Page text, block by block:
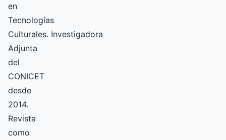
en
Tecnologías
Culturales. Investigadora
Adjunta
del
CONICET
desde
2014.
Revista
como